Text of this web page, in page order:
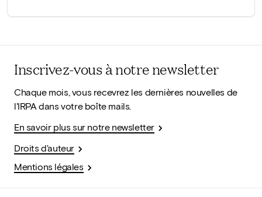
Inscrivez-vous à notre newsletter
Chaque mois, vous recevrez les dernières nouvelles de
l'IRPA dans votre boîte mails.
En savoir plus sur notre newsletter
Droits d'auteur
Mentions légales